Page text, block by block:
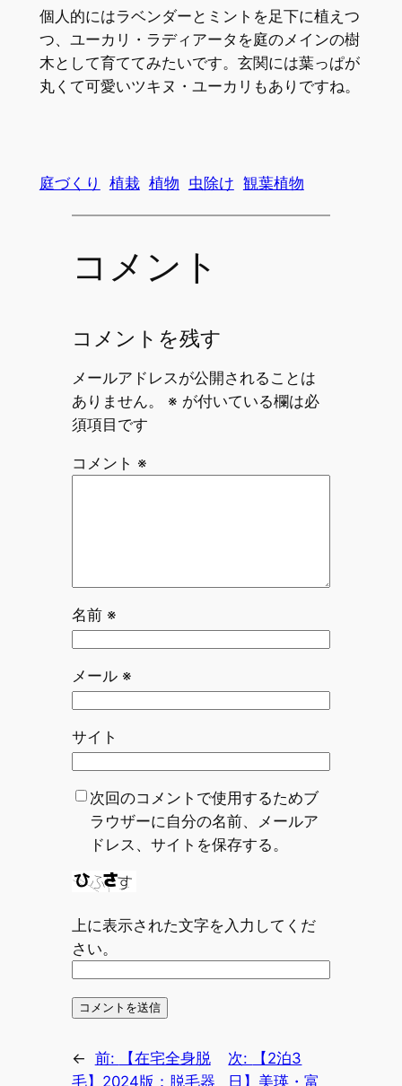
個人的にはラベンダーとミントを足下に植えつ
つ、ユーカリ・ラディアータを庭のメインの樹
木として育ててみたいです。玄関には葉っぱが
丸くて可愛いツキヌ・ユーカリもありですね。
庭づくり 植栽 植物 虫除け 観葉植物
コメント
コメントを残す
メールアドレスが公開されることは
ありません。
※ が付いている欄は必
須項目です
コメント ※
名前 ※
メール ※
サイト
次回のコメントで使用するためブ
ラウザーに自分の名前、メールア
ドレス、サイトを保存する。
上に表示された文字を入力してくだ
さい。
← 前:
【在宅全身脱
毛】2024版：脱毛器
次:
【2泊3
日】美瑛・富